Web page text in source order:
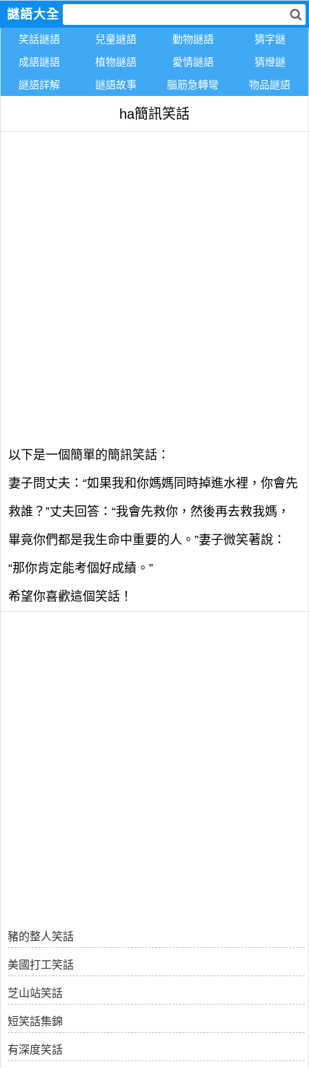
謎語大全
笑話謎語 兒童謎語 動物謎語
猜字謎
成語謎語
植物謎語 愛情謎語
猜燈謎
謎語詳解
謎語故事 腦筋急轉彎 物品謎語
ha簡訊笑話
以下是一個簡單的簡訊笑話：
妻子問丈夫：“如果我和你媽媽同時掉進水裡，你會先
救誰？”丈夫回答：“我會先救你，然後再去救我媽，
畢竟你們都是我生命中重要的人。”妻子微笑著說：
“那你肯定能考個好成績。”
希望你喜歡這個笑話！
豬的整人笑話
美國打工笑話
芝山站笑話
短笑話集錦
有深度笑話